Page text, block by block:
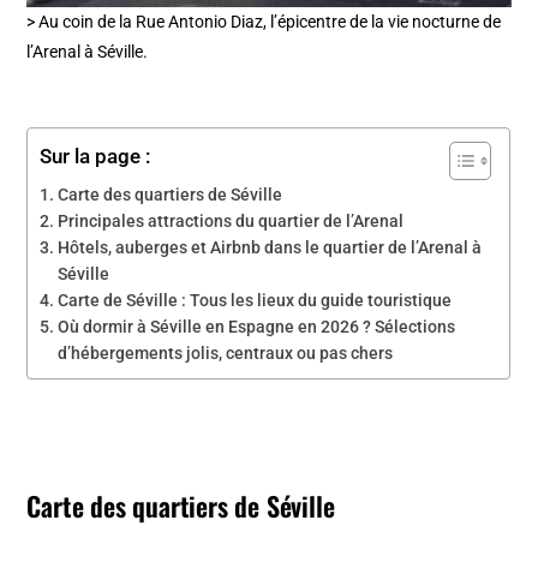
> Au coin de la Rue Antonio Diaz, l’épicentre de la vie nocturne de
l’Arenal à Séville.
Sur la page :
Carte des quartiers de Séville
Principales attractions du quartier de l’Arenal
Hôtels, auberges et Airbnb dans le quartier de l’Arenal à
Séville
Carte de Séville : Tous les lieux du guide touristique
Où dormir à Séville en Espagne en 2026 ? Sélections
d’hébergements jolis, centraux ou pas chers
Carte des quartiers de Séville